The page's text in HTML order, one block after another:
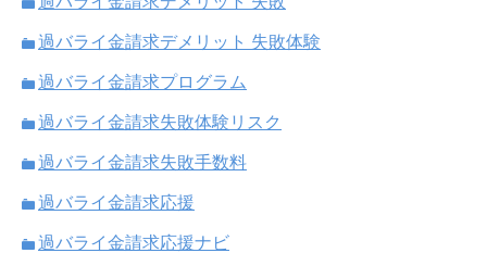
過バライ金請求デメリット 失敗体験
過バライ金請求プログラム
過バライ金請求失敗体験リスク
過バライ金請求失敗手数料
過バライ金請求応援
過バライ金請求応援ナビ